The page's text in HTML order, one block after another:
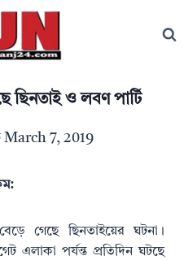
ছিনতাই ও লবণ পার্টি
March 7, 2019
গেছে ছিনতাইয়ের ঘটনা।
এলাকা পর্যন্ত প্রতিদিন ঘটছে